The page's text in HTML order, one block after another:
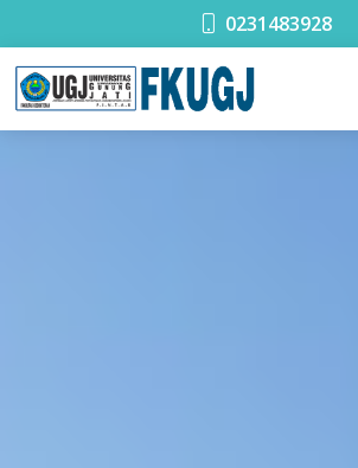
0231483928